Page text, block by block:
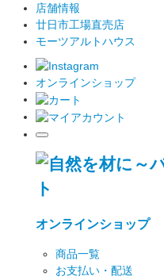
店舗情報
廿日市工場直売店
モーツアルトハウス
オンラインショップ
オンラインショップ
商品一覧
お支払い・配送